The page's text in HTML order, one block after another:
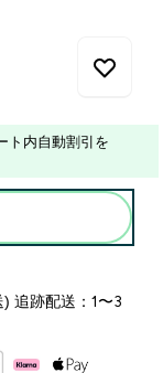
ト内自動割引を
追跡配送：1〜3